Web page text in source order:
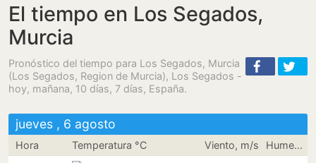
El tiempo en Los Segados,
Murcia
Pronóstico del tiempo para Los Segados, Murcia
(Los Segados, Region de Murcia), Los Segados -
hoy, mañana, 10 días, 7 días, España.
jueves , 6 agosto
Hora Temperatura °C Viento, m/s Humedad